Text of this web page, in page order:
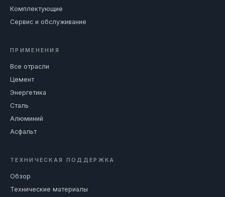
Комплектующие
Сервис и обслуживание
ПРИМЕНЕНИЯ
Все отрасли
Цемент
Энергетика
Сталь
Алюминий
Асфальт
ТЕХНИЧЕСКАЯ ПОДДЕРЖКА
Обзор
Технические материалы